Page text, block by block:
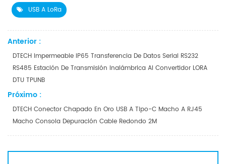
USB A LoRa
Anterior :
DTECH Impermeable IP65 Transferencia De Datos Serial RS232
RS485 Estación De Transmisión Inalámbrica Al Convertidor LORA
DTU TPUNB
Próximo :
DTECH Conector Chapado En Oro USB A Tipo-C Macho A RJ45
Macho Consola Depuración Cable Redondo 2M